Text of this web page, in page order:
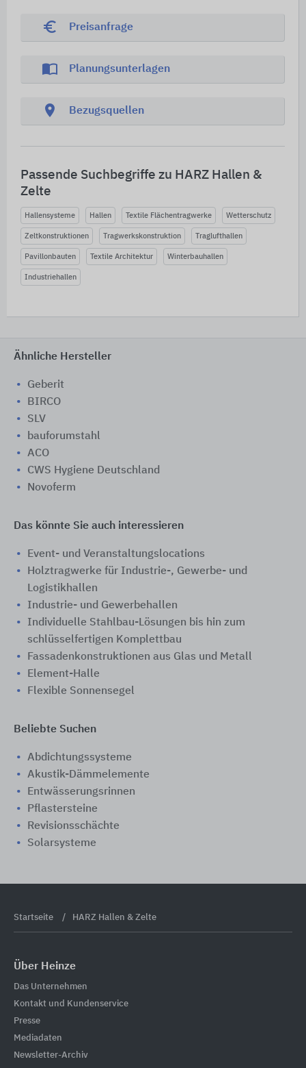
euro_symbol Preisanfrage
import_contacts Planungsunterlagen
location_on Bezugsquellen
Passende Suchbegriffe zu HARZ Hallen &
Zelte
Hallensysteme Hallen Textile Flächentragwerke Wetterschutz
Zeltkonstruktionen Tragwerkskonstruktion Traglufthallen
Pavillonbauten Textile Architektur Winterbauhallen
Industriehallen
Ähnliche Hersteller
Geberit
BIRCO
SLV
bauforumstahl
ACO
CWS Hygiene Deutschland
Novoferm
Das könnte Sie auch interessieren
Event- und Veranstaltungslocations
Holztragwerke für Industrie-, Gewerbe- und
Logistikhallen
Industrie- und Gewerbehallen
Individuelle Stahlbau-Lösungen bis hin zum
schlüsselfertigen Komplettbau
Fassadenkonstruktionen aus Glas und Metall
Element-Halle
Flexible Sonnensegel
Beliebte Suchen
Abdichtungssysteme
Akustik-Dämmelemente
Entwässerungsrinnen
Pflastersteine
Revisionsschächte
Solarsysteme
Startseite HARZ Hallen & Zelte
Über Heinze
Das Unternehmen
Kontakt und Kundenservice
Presse
Mediadaten
Newsletter-Archiv